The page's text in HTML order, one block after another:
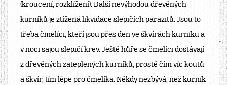
(kroucení, rozklížení). Další nevýhodou dřevěných
kurníků je ztížená likvidace slepičích parazitů. Jsou to
třeba čmelíci, kteří jsou přes den ve škvírách kurníku a
v noci sajou slepičí krev. Ještě hůře se čmelíci dostávají
z dřevěných zateplených kurníků, prostě čím víc koutů
a škvír, tím lépe pro čmelíka. Někdy nezbývá, než kurník